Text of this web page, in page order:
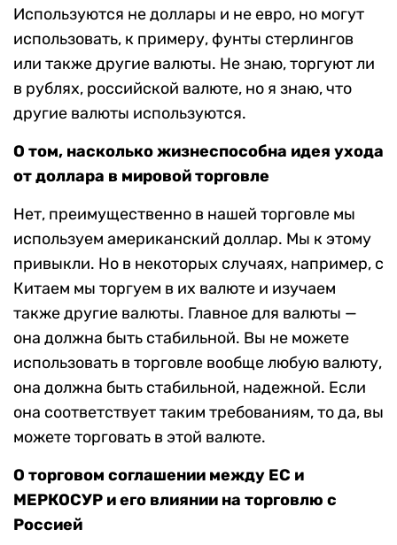
Используются не доллары и не евро, но могут
использовать, к примеру, фунты стерлингов
или также другие валюты. Не знаю, торгуют ли
в рублях, российской валюте, но я знаю, что
другие валюты используются.
О том, насколько жизнеспособна идея ухода
от доллара в мировой торговле
Нет, преимущественно в нашей торговле мы
используем американский доллар. Мы к этому
привыкли. Но в некоторых случаях, например, с
Китаем мы торгуем в их валюте и изучаем
также другие валюты. Главное для валюты —
она должна быть стабильной. Вы не можете
использовать в торговле вообще любую валюту,
она должна быть стабильной, надежной. Если
она соответствует таким требованиям, то да, вы
можете торговать в этой валюте.
О торговом соглашении между ЕС и
МЕРКОСУР и его влиянии на торговлю с
Россией